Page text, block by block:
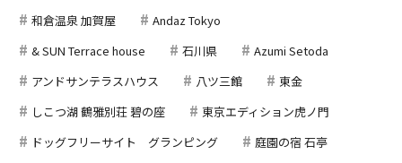
和倉温泉 加賀屋
Andaz Tokyo
& SUN Terrace house
石川県
Azumi Setoda
アンドサンテラスハウス
八ツ三館
東金
しこつ湖 鶴雅別荘 碧の座
東京エディション虎ノ門
ドッグフリーサイト グランピング
庭園の宿 石亭